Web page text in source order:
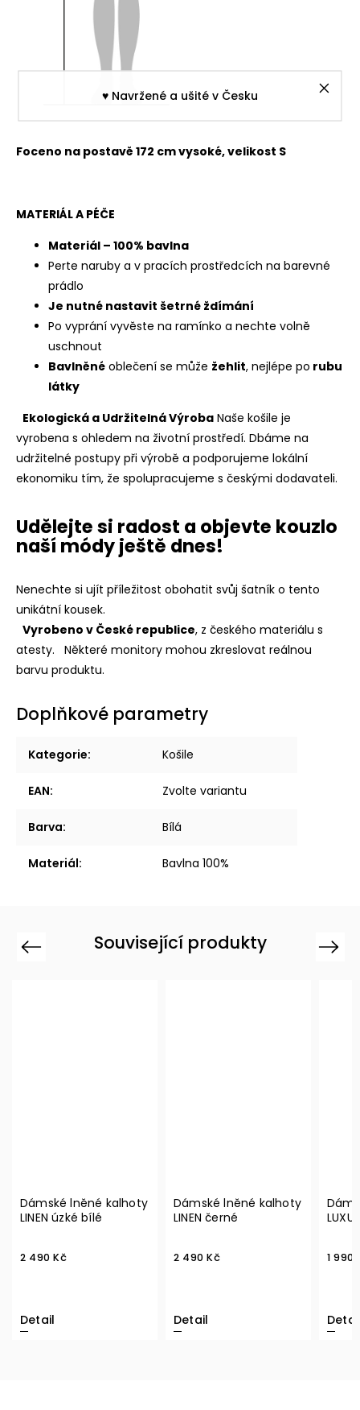
♥︎ Navržené a ušité v Česku
Foceno na postavě 172 cm vysoké, velikost S
MATERIÁL A PÉČE
Materiál – 100% bavlna
Perte naruby a v pracích prostředcích na barevné
prádlo
Je nutné nastavit šetrné ždímání
Po vyprání vyvěste na ramínko a nechte volně
uschnout
Bavlněné oblečení se může žehlit, nejlépe po rubu
látky
Ekologická a Udržitelná Výroba Naše košile je
vyrobena s ohledem na životní prostředí. Dbáme na
udržitelné postupy při výrobě a podporujeme lokální
ekonomiku tím, že spolupracujeme s českými dodavateli.
Udělejte si radost a objevte kouzlo
naší módy ještě dnes!
Nenechte si ujít příležitost obohatit svůj šatník o tento
unikátní kousek.
Vyrobeno v České republice, z českého materiálu s
atesty.
Některé monitory mohou zkreslovat reálnou
barvu produktu.
Doplňkové parametry
Kategorie: Košile
EAN: Zvolte variantu
Barva: Bílá
Materiál: Bavlna 100%
Související produkty
Previous
Dámské lněné kalhoty
LINEN úzké bílé
2 490 Kč
Detail
Dámské lněné kalhoty
LINEN černé
2 490 Kč
Detail
1 990
Next